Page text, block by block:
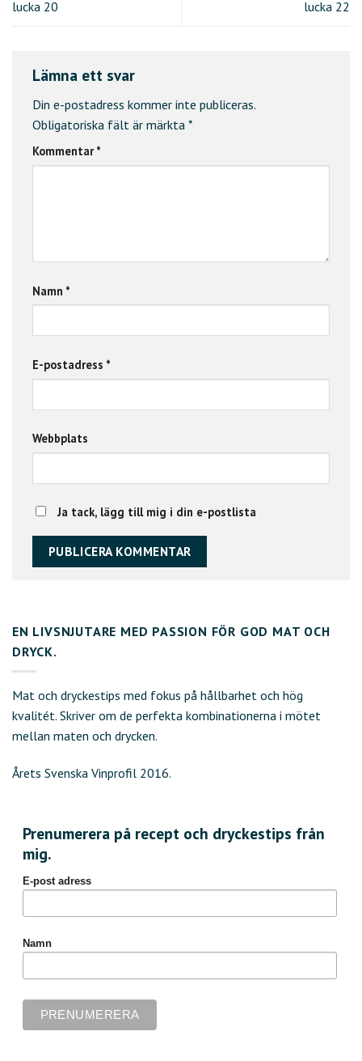
lucka 20
lucka 22
Lämna ett svar
Din e-postadress kommer inte publiceras.
Obligatoriska fält är märkta *
Kommentar*
Namn *
E-postadress *
Webbplats
Ja tack, lägg till mig i din e-postlista
EN LIVSNJUTARE MED PASSION FÖR GOD MAT OCH
DRYCK.
Mat och dryckestips med fokus på hållbarhet och hög
kvalitét. Skriver om de perfekta kombinationerna i mötet
mellan maten och drycken.
Årets Svenska Vinprofil 2016.
Prenumerera på recept och dryckestips från
mig.
E-post adress
Namn